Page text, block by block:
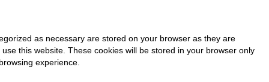
as necessary are stored on your browser as they are
this website. These cookies will be stored in your browser only
experience.